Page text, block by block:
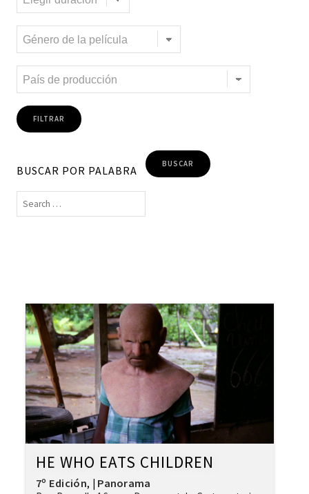
Migración y globalización
Migración y Pueblos originarios
Migración y recursos naturales
Migración y salud
Movimiento
Mujeres
Niñez
Otredad
Pueblos Originarios
Racialidad
Refugiadxs y solicitantes de asilo
BUSCAR POR PALABRA
HE WHO EATS CHILDREN
7º Edición, | Panorama